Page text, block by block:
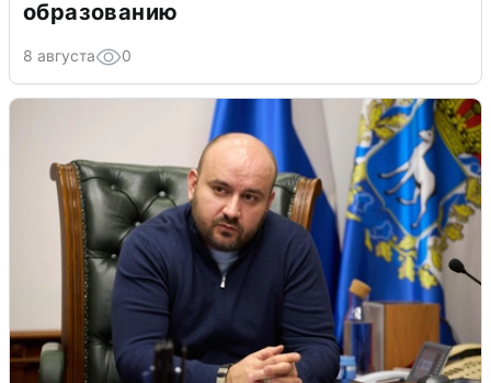
образованию
8 августа 0